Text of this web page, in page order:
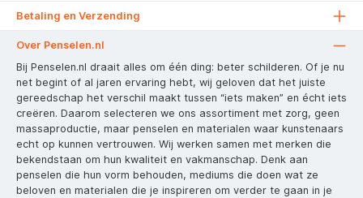
Betaling en Verzending
Over Penselen.nl
Bij Penselen.nl draait alles om één ding: beter schilderen. Of je nu
net begint of al jaren ervaring hebt, wij geloven dat het juiste
gereedschap het verschil maakt tussen “iets maken” en écht iets
creëren. Daarom selecteren we ons assortiment met zorg, geen
massaproductie, maar penselen en materialen waar kunstenaars
echt op kunnen vertrouwen. Wij werken samen met merken die
bekendstaan om hun kwaliteit en vakmanschap. Denk aan
penselen die hun vorm behouden, mediums die doen wat ze
beloven en materialen die je inspireren om verder te gaan in je